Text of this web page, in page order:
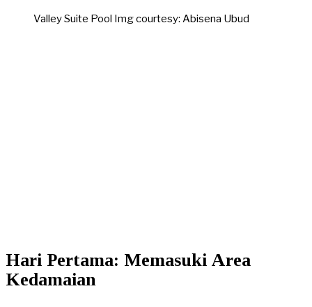
Valley Suite Pool Img courtesy: Abisena Ubud
Hari Pertama: Memasuki Area
Kedamaian